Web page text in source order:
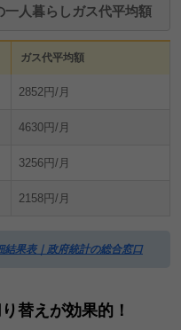
一人暮らしガス代平均額
ガス代平均額
2852円/月
4630円/月
3256円/月
2158円/月
結果表｜政府統計の総合窓口
替えが効果的！